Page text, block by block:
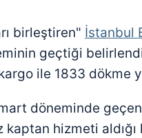
birleştiren" İstanbul
geçtiği
ile 1833 dökme
döneminde
kaptan hizmeti aldığı